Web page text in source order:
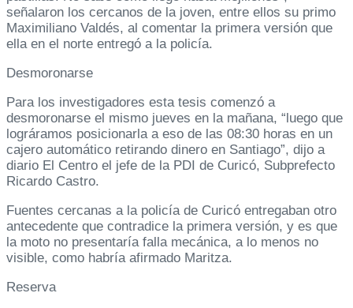
señalaron los cercanos de la joven, entre ellos su primo
Maximiliano Valdés, al comentar la primera versión que
ella en el norte entregó a la policía.
Desmoronarse
Para los investigadores esta tesis comenzó a
desmoronarse el mismo jueves en la mañana, “luego que
lográramos posicionarla a eso de las 08:30 horas en un
cajero automático retirando dinero en Santiago”, dijo a
diario El Centro el jefe de la PDI de Curicó, Subprefecto
Ricardo Castro.
Fuentes cercanas a la policía de Curicó entregaban otro
antecedente que contradice la primera versión, y es que
la moto no presentaría falla mecánica, a lo menos no
visible, como habría afirmado Maritza.
Reserva